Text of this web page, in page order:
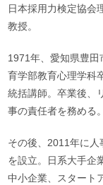
日本採用力検定協会
教授。
1971年、愛知県豊
育学部教育心理学科
統括講師。卒業後、
事の責任者を務める。
その後、2011年に
を設立。日系大手企
中小企業、スタート